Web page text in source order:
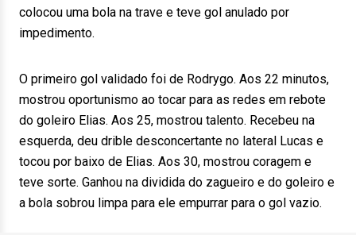
colocou uma bola na trave e teve gol anulado por
impedimento.
O primeiro gol validado foi de Rodrygo. Aos 22 minutos,
mostrou oportunismo ao tocar para as redes em rebote
do goleiro Elias. Aos 25, mostrou talento. Recebeu na
esquerda, deu drible desconcertante no lateral Lucas e
tocou por baixo de Elias. Aos 30, mostrou coragem e
teve sorte. Ganhou na dividida do zagueiro e do goleiro e
a bola sobrou limpa para ele empurrar para o gol vazio.